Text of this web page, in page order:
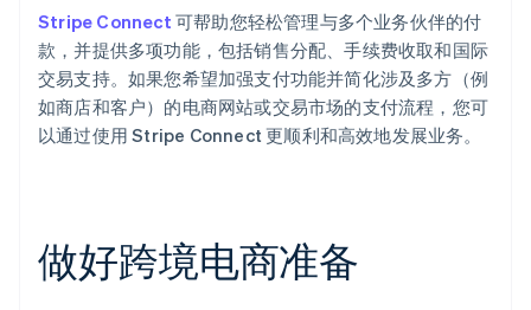
Stripe Connect 可帮助您轻松管理与多个业务伙伴的付
款，并提供多项功能，包括销售分配、手续费收取和国际
交易支持。如果您希望加强支付功能并简化涉及多方（例
如商店和客户）的电商网站或交易市场的支付流程，您可
以通过使用 Stripe Connect 更顺利和高效地发展业务。
做好跨境电商准备